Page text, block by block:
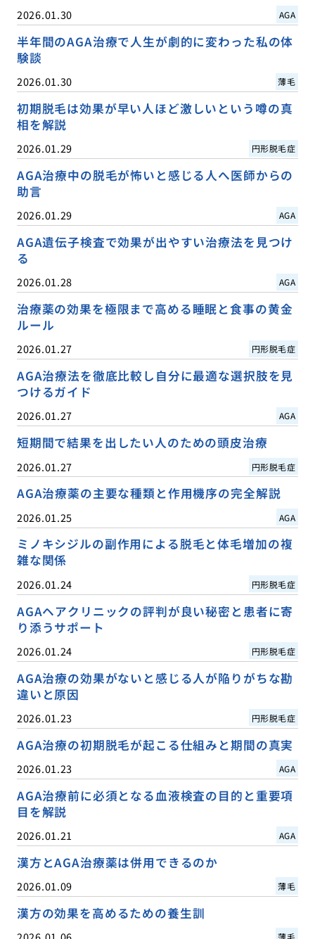
2026.01.30 AGA
半年間のAGA治療で人生が劇的に変わった私の体
験談
2026.01.30 薄毛
初期脱毛は効果が早い人ほど激しいという噂の真
相を解説
2026.01.29 円形脱毛症
AGA治療中の脱毛が怖いと感じる人へ医師からの
助言
2026.01.29 AGA
AGA遺伝子検査で効果が出やすい治療法を見つけ
る
2026.01.28 AGA
治療薬の効果を極限まで高める睡眠と食事の黄金
ルール
2026.01.27 円形脱毛症
AGA治療法を徹底比較し自分に最適な選択肢を見
つけるガイド
2026.01.27 AGA
短期間で結果を出したい人のための頭皮治療
2026.01.27 円形脱毛症
AGA治療薬の主要な種類と作用機序の完全解説
2026.01.25 AGA
ミノキシジルの副作用による脱毛と体毛増加の複
雑な関係
2026.01.24 円形脱毛症
AGAヘアクリニックの評判が良い秘密と患者に寄
り添うサポート
2026.01.24 円形脱毛症
AGA治療の効果がないと感じる人が陥りがちな勘
違いと原因
2026.01.23 円形脱毛症
AGA治療の初期脱毛が起こる仕組みと期間の真実
2026.01.23 AGA
AGA治療前に必須となる血液検査の目的と重要項
目を解説
2026.01.21 AGA
漢方とAGA治療薬は併用できるのか
2026.01.09 薄毛
漢方の効果を高めるための養生訓
薄毛